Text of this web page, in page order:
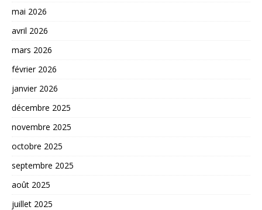
mai 2026
avril 2026
mars 2026
février 2026
janvier 2026
décembre 2025
novembre 2025
octobre 2025
septembre 2025
août 2025
juillet 2025